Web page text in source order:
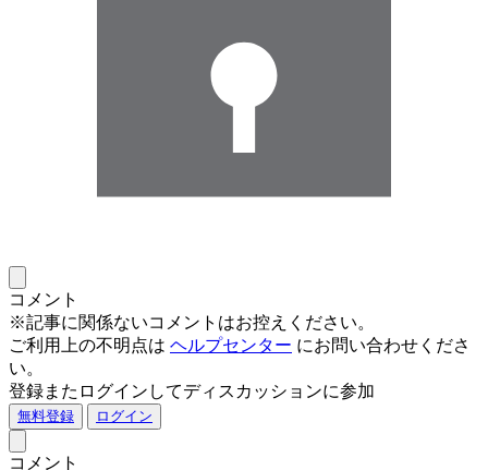
コメント
※記事に関係ないコメントはお控えください。
ご利用上の不明点は ヘルプセンター にお問い合わせくださ
い。
登録またログインしてディスカッションに参加
無料登録 ログイン
コメント